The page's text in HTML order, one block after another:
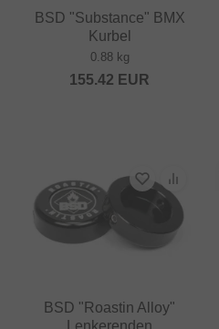
BSD "Substance" BMX
Kurbel
0.88 kg
155.42 EUR
BSD "Roastin Alloy"
Lenkerenden